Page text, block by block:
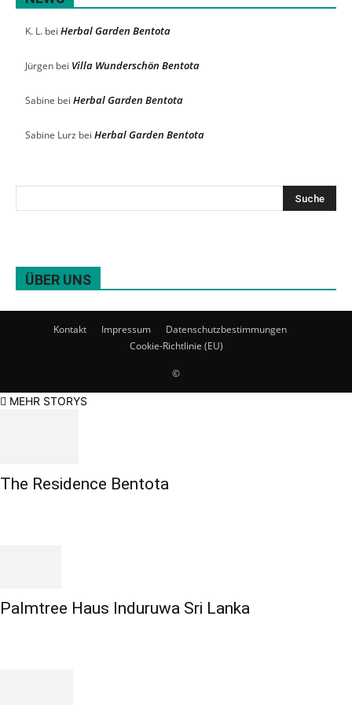
K. L. bei Herbal Garden Bentota
Jürgen bei Villa Wunderschön Bentota
Sabine bei Herbal Garden Bentota
Sabine Lurz bei Herbal Garden Bentota
ÜBER UNS
Kontakt Impressum
Datenschutzbestimmungen
Cookie-Richtlinie (EU)
©
MEHR STORYS
The Residence Bentota
Palmtree Haus Induruwa Sri Lanka